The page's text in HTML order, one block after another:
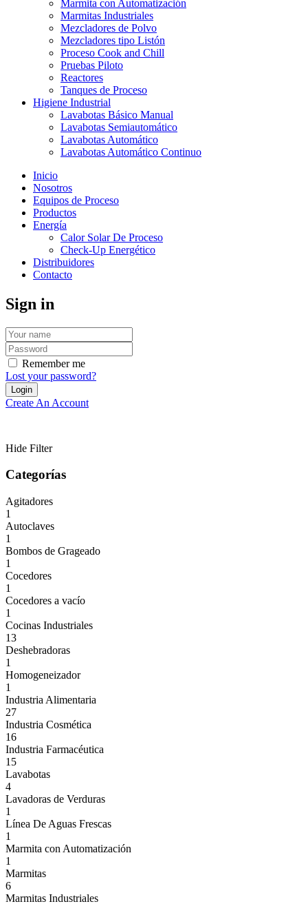
Marmita con Automatización
Marmitas Industriales
Mezcladores de Polvo
Mezcladores tipo Listón
Proceso Cook and Chill
Pruebas Piloto
Reactores
Tanques de Proceso
Higiene Industrial
Lavabotas Básico Manual
Lavabotas Semiautomático
Lavabotas Automático
Lavabotas Automático Continuo
Inicio
Nosotros
Equipos de Proceso
Productos
Energía
Calor Solar De Proceso
Check-Up Energético
Distribuidores
Contacto
Sign in
Remember me
Lost your password?
Create An Account
Hide Filter
Categorías
Agitadores
1
Autoclaves
1
Bombos de Grageado
1
Cocedores
1
Cocedores a vacío
1
Cocinas Industriales
13
Deshebradoras
1
Homogeneizador
1
Industria Alimentaria
27
Industria Cosmética
16
Industria Farmacéutica
15
Lavabotas
4
Lavadoras de Verduras
1
Línea De Aguas Frescas
1
Marmita con Automatización
1
Marmitas
6
Marmitas Industriales